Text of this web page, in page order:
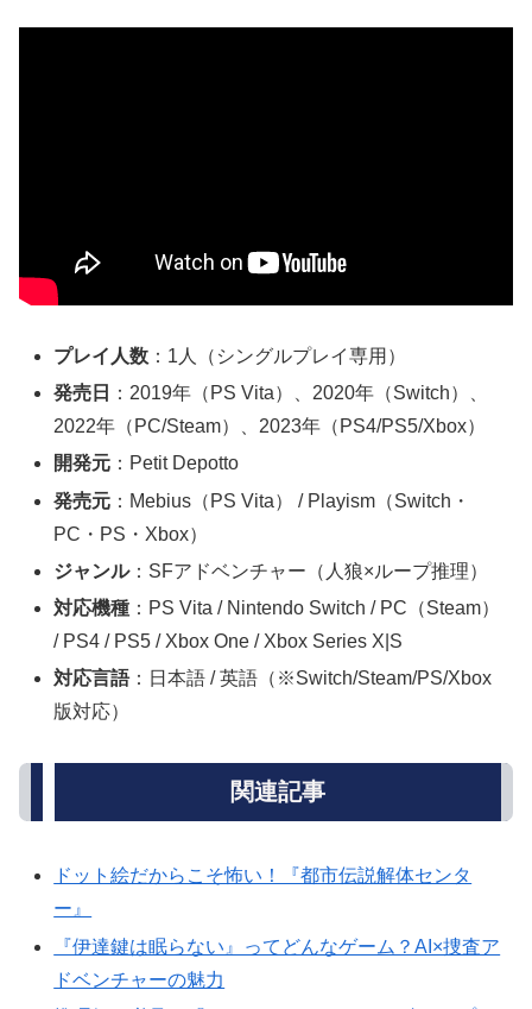
プレイ人数 ：1人（シングルプレイ専用）
発売日
：2019年（PS Vita）、2020年（Switch）、
2022年（PC/Steam）、2023年（PS4/PS5/Xbox）
開発元 ：Petit Depotto
発売元 ：Mebius（PS Vita） / Playism（Switch・
PC・PS・Xbox）
ジャンル：SFアドベンチャー（人狼×ループ推理）
対応機種 ：PS Vita / Nintendo Switch / PC（Steam）
/ PS4 / PS5 / Xbox One / Xbox Series X|S
対応言語：日本語 / 英語（※Switch/Steam/PS/Xbox
版対応）
関連記事
ドット絵だからこそ怖い！『都市伝説解体センタ
ー』
『伊達鍵は眠らない』ってどんなゲーム？AI×捜査ア
ドベンチャーの魅力